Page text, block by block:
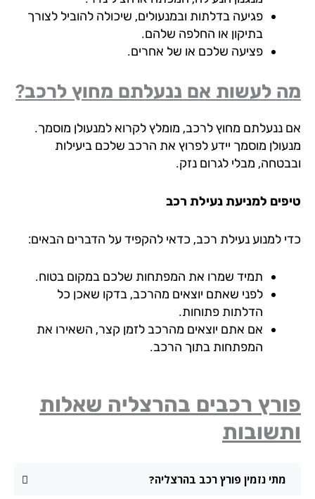
פגיעה בדלתות ובמנעולים, שיכולה להוביל לצורך
בתיקון או החלפה שלהם.
פציעה שלכם או של אחרים.
לעשות אם ננעלתם מחוץ לרכב?
ננעלתם מחוץ לרכב, מומלץ לקרוא למנעולן מוסמך.
מוסמך יידע לפרוץ את הרכב שלכם ביעילות
מבלי לגרום נזק.
למניעת נעילת רכב
למנוע נעילת רכב, כדאי להקפיד על הדברים הבאים:
תמיד שמרו את המפתחות שלכם במקום בטוח.
לפני שאתם יוצאים מהרכב, בדקו שאכן כל
הדלתות פתוחות.
אם אתם יוצאים מהרכב לזמן קצר, השאירו את
המפתחות בתוך הרכב.
רכבים בהרצליה שאלות
מתי נזמין פורץ רכב בהרצליה?